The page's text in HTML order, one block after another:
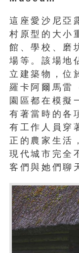
這座愛沙尼亞
村原型的大小
館、學校、磨
場等。該場地
立建築物，位
羅卡阿爾馬
園區都在模擬
有著當時的各
有工作人員穿
正的農家生活
現代城市完全
客們與她們聊